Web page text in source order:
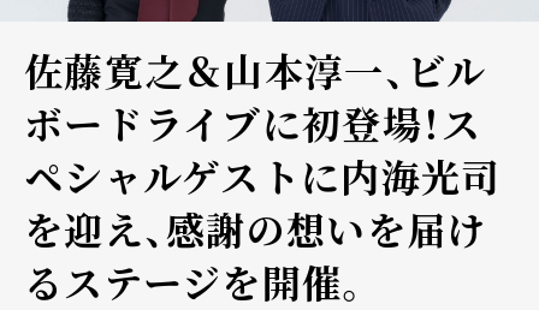
佐藤寛之＆山本淳一、ビル
ボードライブに初登場！ス
ペシャルゲストに内海光司
を迎え、感謝の想いを届け
るステージを開催。